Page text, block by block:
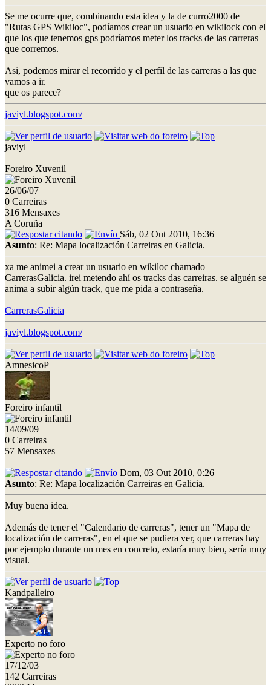
Se me ocurre que, combinando esta idea y la de curro2000 de
"Rutas GPS Wikiloc", podíamos crear un usuario en wikilock con el
que los que tenemos gps podríamos meter los tracks de las carreras
que corremos.
Asi, podemos mirar el recorrido y el perfil de las carreras a las que
vamos a ir.
que os parece?
javiyl.blogspot.com/
javiyl
Foreiro Xuvenil
26/06/07
0 Carreiras
316 Mensaxes
A Coruña
Sáb, 02 Out 2010, 16:36
Asunto: Re: Mapa localización Carreiras en Galicia.
xa me animei a crear un usuario en wikiloc chamado
CarrerasGalicia. irei metendo ahí os tracks das carreiras. se alguén se
anima a subir algún track, que me pida a contraseña.
CarrerasGalicia
javiyl.blogspot.com/
AmnesicoP
Foreiro infantil
14/09/09
0 Carreiras
57 Mensaxes
Dom, 03 Out 2010, 0:26
Asunto: Re: Mapa localización Carreiras en Galicia.
Muy buena idea.
Además de tener el "Calendario de carreras", tener un "Mapa de
localización de carreras", en el que se pudiera ver, que carreras hay
por ejemplo durante un mes en concreto, estaría muy bien, sería muy
visual.
Kandpalleiro
Experto no foro
17/12/03
142 Carreiras